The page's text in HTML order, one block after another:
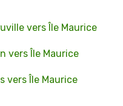
vers Île Maurice
vers Île Maurice
vers Île Maurice